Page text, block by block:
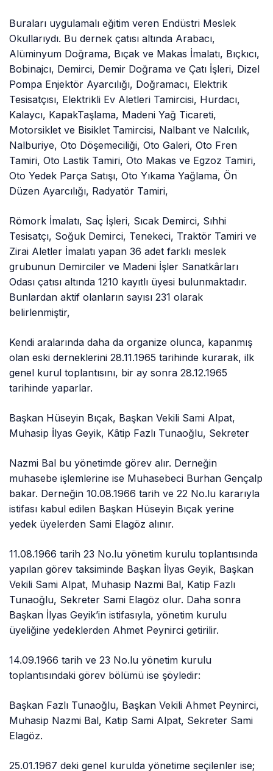
Buraları uygulamalı eğitim veren Endüstri Meslek
Okullarıydı. Bu dernek çatısı altında Arabacı,
Alüminyum Doğrama, Bıçak ve Makas İmalatı, Bıçkıcı,
Bobinajcı, Demirci, Demir Doğrama ve Çatı İşleri, Dizel
Pompa Enjektör Ayarcılığı, Doğramacı, Elektrik
Tesisatçısı, Elektrikli Ev Aletleri Tamircisi, Hurdacı,
Kalaycı, KapakTaşlama, Madeni Yağ Ticareti,
Motorsiklet ve Bisiklet Tamircisi, Nalbant ve Nalcılık,
Nalburiye, Oto Döşemeciliği, Oto Galeri, Oto Fren
Tamiri, Oto Lastik Tamiri, Oto Makas ve Egzoz Tamiri,
Oto Yedek Parça Satışı, Oto Yıkama Yağlama, Ön
Düzen Ayarcılığı, Radyatör Tamiri,
Römork İmalatı, Saç İşleri, Sıcak Demirci, Sıhhi
Tesisatçı, Soğuk Demirci, Tenekeci, Traktör Tamiri ve
Zirai Aletler İmalatı yapan 36 adet farklı meslek
grubunun Demirciler ve Madeni İşler Sanatkârları
Odası çatısı altında 1210 kayıtlı üyesi bulunmaktadır.
Bunlardan aktif olanların sayısı 231 olarak
belirlenmiştir,
Kendi aralarında daha da organize olunca, kapanmış
olan eski derneklerini 28.11.1965 tarihinde kurarak, ilk
genel kurul toplantısını, bir ay sonra 28.12.1965
tarihinde yaparlar.
Başkan Hüseyin Bıçak, Başkan Vekili Sami Alpat,
Muhasip İlyas Geyik, Kâtip Fazlı Tunaoğlu, Sekreter
Nazmi Bal bu yönetimde görev alır. Derneğin
muhasebe işlemlerine ise Muhasebeci Burhan Gençalp
bakar. Derneğin 10.08.1966 tarih ve 22 No.lu kararıyla
istifası kabul edilen Başkan Hüseyin Bıçak yerine
yedek üyelerden Sami Elagöz alınır.
11.08.1966 tarih 23 No.lu yönetim kurulu toplantısında
yapılan görev taksiminde Başkan İlyas Geyik, Başkan
Vekili Sami Alpat, Muhasip Nazmi Bal, Katip Fazlı
Tunaoğlu, Sekreter Sami Elagöz olur. Daha sonra
Başkan İlyas Geyik’in istifasıyla, yönetim kurulu
üyeliğine yedeklerden Ahmet Peynirci getirilir.
14.09.1966 tarih ve 23 No.lu yönetim kurulu
toplantısındaki görev bölümü ise şöyledir:
Başkan Fazlı Tunaoğlu, Başkan Vekili Ahmet Peynirci,
Muhasip Nazmi Bal, Katip Sami Alpat, Sekreter Sami
Elagöz.
25.01.1967 deki genel kurulda yönetime seçilenler ise;